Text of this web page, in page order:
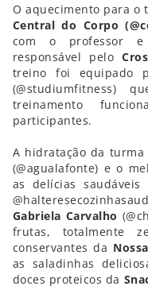
O aquecimento para
Central do Corpo
com o professor e
responsável pelo
treino foi equipado
(@studiumfitness)
treinamento
participantes.
A hidratação da
(@agualafonte) e o
as delícias saudáveis
Gabriela Carvalho
frutas, totalmente
conservantes da
as saladinhas
doces proteicos da